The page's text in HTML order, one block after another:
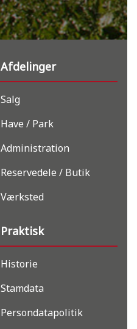
Afdelinger
Salg
Have / Park
Administration
Reservedele / Butik
Værksted
Praktisk
Historie
Stamdata
Persondatapolitik